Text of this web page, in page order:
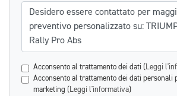
Messaggio
Acconsento al trattamento dei dati ( Leggi
Acconsento al trattamento dei dati personali
marketing ( Leggi l'informativa)